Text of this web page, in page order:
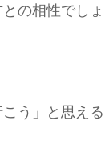
の相性でしょ
う」と思える